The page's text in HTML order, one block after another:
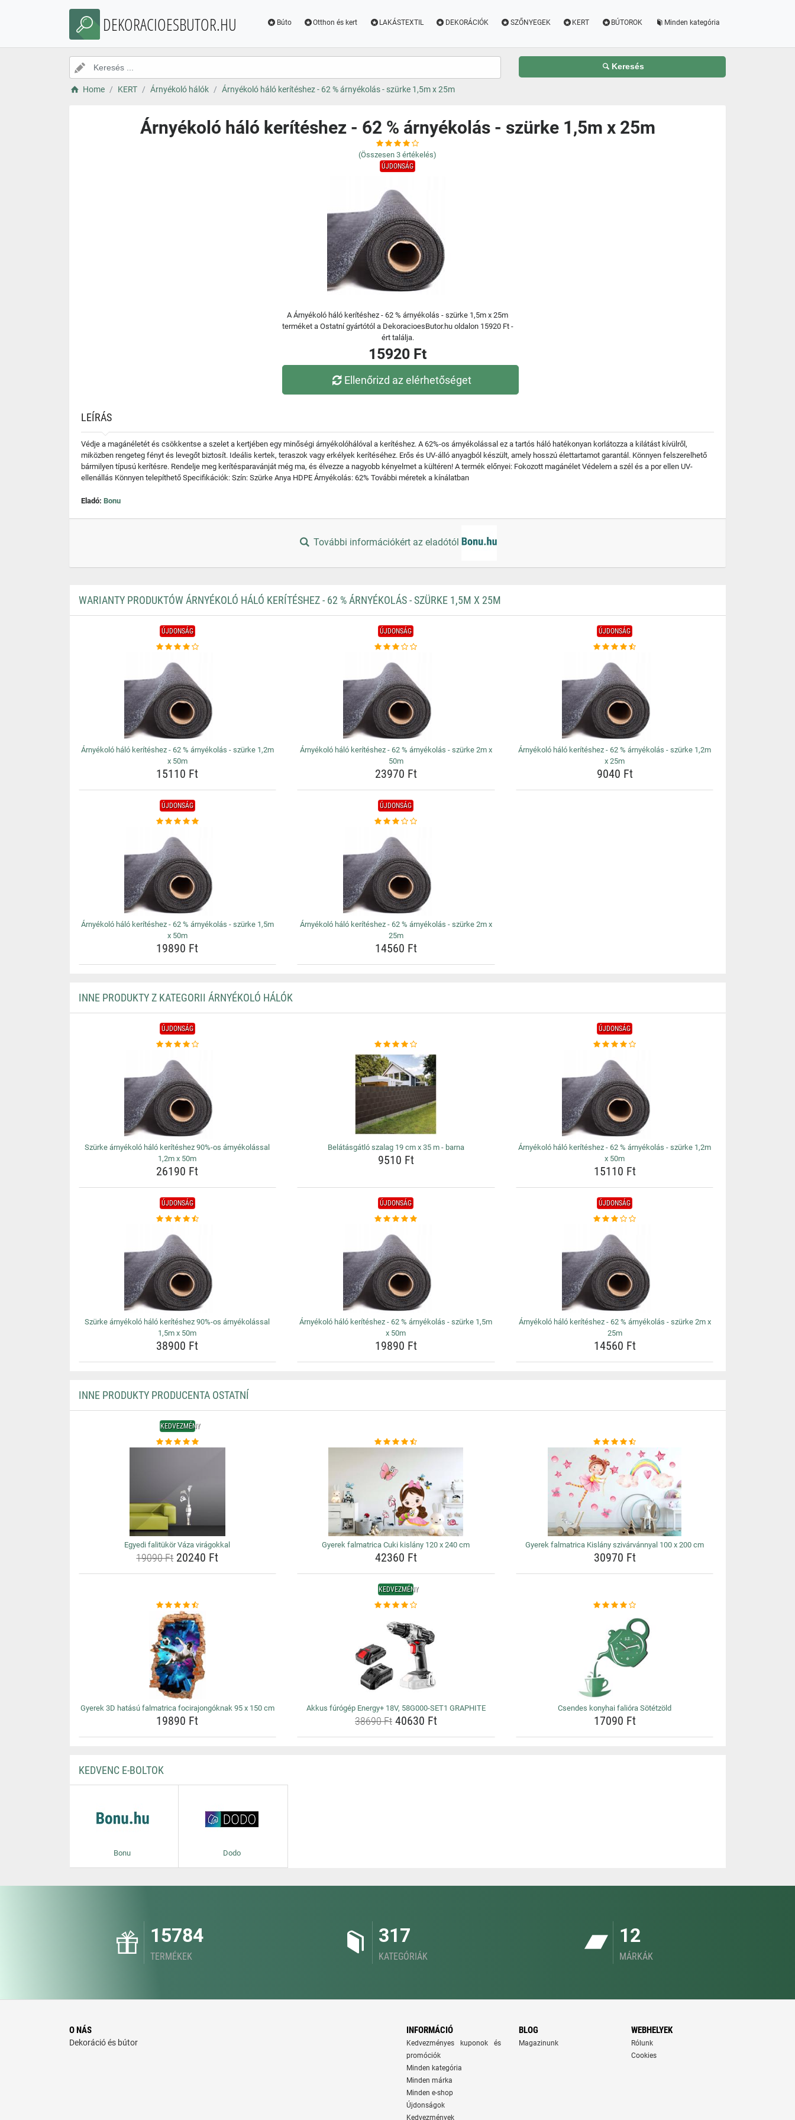
DEKORACIOESBUTOR.HU Búto Otthon és kert LAKÁSTEXTIL DEKORÁCIÓK SZŐNYEGEK KERT BÚTOROK Minden kategória
Keresés
Home KERT Árnyékoló hálók Árnyékoló háló kerítéshez - 62 % árnyékolás - szürke 1,5m x 25m
Árnyékoló háló kerítéshez - 62 % árnyékolás - szürke 1,5m x 25m
(Összesen 3 értékelés)
ÚJDONSÁG
A Árnyékoló háló kerítéshez - 62 % árnyékolás - szürke 1,5m x 25m
terméket a Ostatní gyártótól a DekoracioesButor.hu oldalon 15920 Ft -
ért találja.
15920 Ft
Ellenőrizd az elérhetőséget
LEÍRÁS
Védje a magánéletét és csökkentse a szelet a kertjében egy minőségi árnyékolóhálóval a kerítéshez. A 62%-os árnyékolással ez a tartós háló hatékonyan korlátozza a kilátást kívülről,
miközben rengeteg fényt és levegőt biztosít. Ideális kertek, teraszok vagy erkélyek kerítéséhez. Erős és UV-álló anyagból készült, amely hosszú élettartamot garantál. Könnyen felszerelhető
bármilyen típusú kerítésre. Rendelje meg kerítésparavánját még ma, és élvezze a nagyobb kényelmet a kültéren! A termék előnyei: Fokozott magánélet Védelem a szél és a por ellen UV-
ellenállás Könnyen telepíthető Specifikációk: Szín: Szürke Anya HDPE Árnyékolás: 62% További méretek a kínálatban
Eladó: Bonu
További információkért az eladótól
WARIANTY PRODUKTÓW ÁRNYÉKOLÓ HÁLÓ KERÍTÉSHEZ - 62 % ÁRNYÉKOLÁS - SZÜRKE 1,5M X 25M
ÚJDONSÁG
Árnyékoló háló kerítéshez - 62 % árnyékolás - szürke 1,2m
x 50m
15110 Ft
ÚJDONSÁG
Árnyékoló háló kerítéshez - 62 % árnyékolás - szürke 2m x
50m
23970 Ft
ÚJDONSÁG
Árnyékoló háló kerítéshez - 62 % árnyékolás - szürke 1,2m
x 25m
9040 Ft
ÚJDONSÁG
Árnyékoló háló kerítéshez - 62 % árnyékolás - szürke 1,5m
x 50m
19890 Ft
ÚJDONSÁG
Árnyékoló háló kerítéshez - 62 % árnyékolás - szürke 2m x
25m
14560 Ft
INNE PRODUKTY Z KATEGORII ÁRNYÉKOLÓ HÁLÓK
ÚJDONSÁG
Szürke árnyékoló háló kerítéshez 90%-os árnyékolással
1,2m x 50m
26190 Ft
Belátásgátló szalag 19 cm x 35 m - barna
9510 Ft
ÚJDONSÁG
Árnyékoló háló kerítéshez - 62 % árnyékolás - szürke 1,2m
x 50m
15110 Ft
ÚJDONSÁG
Szürke árnyékoló háló kerítéshez 90%-os árnyékolással
1,5m x 50m
38900 Ft
ÚJDONSÁG
Árnyékoló háló kerítéshez - 62 % árnyékolás - szürke 1,5m
x 50m
19890 Ft
ÚJDONSÁG
Árnyékoló háló kerítéshez - 62 % árnyékolás - szürke 2m x
25m
14560 Ft
INNE PRODUKTY PRODUCENTA OSTATNÍ
KEDVEZMÉNY
Egyedi falitükör Váza virágokkal
19090 Ft20240 Ft
Gyerek falmatrica Cuki kislány 120 x 240 cm
42360 Ft
Gyerek falmatrica Kislány szivárvánnyal 100 x 200 cm
30970 Ft
Gyerek 3D hatású falmatrica focirajongóknak 95 x 150 cm
19890 Ft
KEDVEZMÉNY
Akkus fúrógép Energy+ 18V, 58G000-SET1 GRAPHITE
38690 Ft40630 Ft
Csendes konyhai falióra Sötétzöld
17090 Ft
KEDVENC E-BOLTOK
Bonu Dodo
15784
TERMÉKEK
317
KATEGÓRIÁK
12
MÁRKÁK
O NÁS
Dekoráció és bútor
INFORMÁCIÓ
Kedvezményes kuponok és
promóciók
Minden kategória
Minden márka
Minden e-shop
Újdonságok
Kedvezmények
BLOG
Magazinunk
WEBHELYEK
Rólunk
Cookies